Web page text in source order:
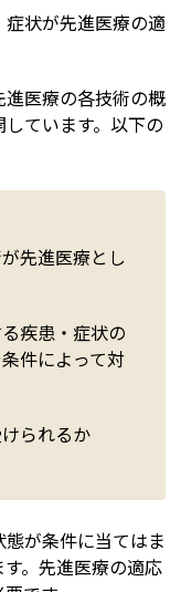
状が先進医療の適
医療の各技術の概
ています。以下の
先進医療とし
疾患・症状の
件によって対
られるか
が条件に当てはま
。先進医療の適応